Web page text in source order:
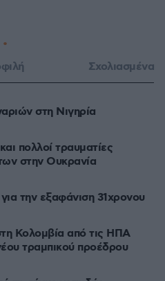
Σχολιασμένα
στη Νιγηρία
πολλοί τραυματίες
στην Ουκρανία
την εξαφάνιση 31χρονου
Κολομβία από τις ΗΠΑ
τραμπικού προέδρου